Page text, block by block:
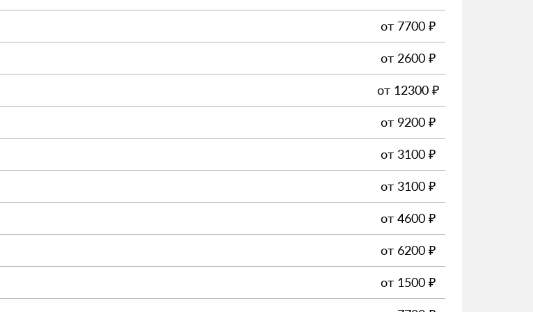
от 7700 ₽
от 2600 ₽
от 12300 ₽
от 9200 ₽
от 3100 ₽
от 3100 ₽
от 4600 ₽
от 6200 ₽
от 1500 ₽